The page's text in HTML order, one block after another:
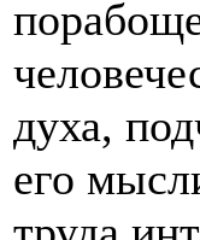
духа,
его